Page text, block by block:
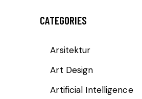
CATEGORIES
Arsitektur
Art Design
Artificial Intelligence